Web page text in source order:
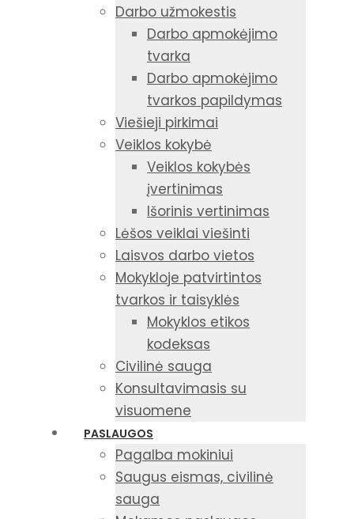
Darbo užmokestis
Darbo apmokėjimo
tvarka
Darbo apmokėjimo
tvarkos papildymas
Viešieji pirkimai
Veiklos kokybė
Veiklos kokybės
įvertinimas
Išorinis vertinimas
Lėšos veiklai viešinti
Laisvos darbo vietos
Mokykloje patvirtintos
tvarkos ir taisyklės
Mokyklos etikos
kodeksas
Civilinė sauga
Konsultavimasis su
visuomene
PASLAUGOS
Pagalba mokiniui
Saugus eismas, civilinė
sauga